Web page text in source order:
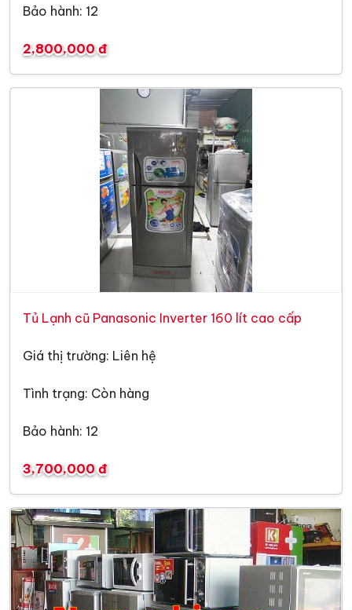
Bảo hành: 12
2,800,000 đ
Tủ Lạnh cũ Panasonic Inverter 160 lít cao cấp
Giá thị trường: Liên hệ
Tình trạng: Còn hàng
Bảo hành: 12
3,700,000 đ